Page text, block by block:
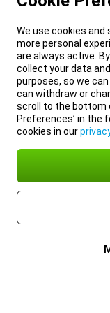
We use cookies
more personal
are always active.
collect your data
purposes, so we
can withdraw or
scroll to the bottom
Preferences’ in the
cookies in our